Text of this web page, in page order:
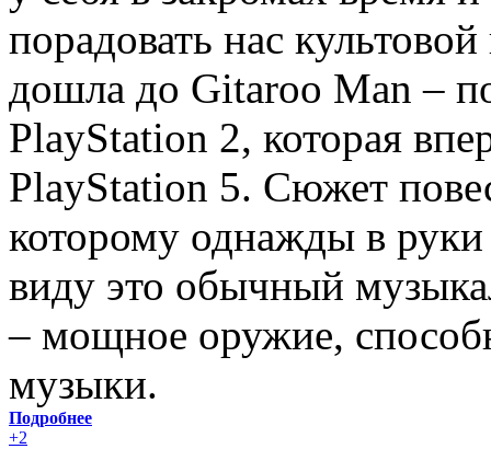
порадовать нас
дошла до Gitaroo Man –
PlayStation 2, которая
PlayStation 5. Сюжет
которому однажды в руки
виду это обычный
– мощное оружие,
музыки.
Подробнее
+2